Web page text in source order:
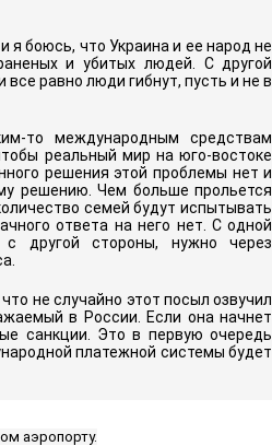
я боюсь, что Украина и ее народ не
и убитых людей. С другой
равно люди гибнут, пусть и не в
то международным средствам
реальный мир на юго-востоке
решения этой проблемы нет и
решению. Чем больше прольется
семей будут испытывать
ответа на него нет. С одной
другой стороны, нужно через
не случайно этот посыл озвучил
в России. Если она начнет
санкции. Это в первую очередь
платежной системы будет
аэропорту.